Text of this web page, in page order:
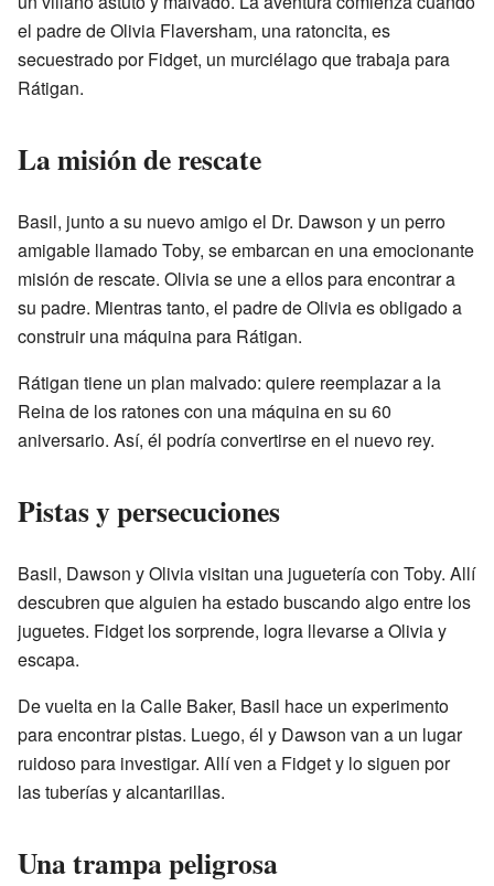
el padre de Olivia Flaversham, una ratoncita, es
secuestrado por Fidget, un murciélago que trabaja para
Rátigan.
La misión de rescate
Basil, junto a su nuevo amigo el Dr. Dawson y un perro
amigable llamado Toby, se embarcan en una emocionante
misión de rescate. Olivia se une a ellos para encontrar a
su padre. Mientras tanto, el padre de Olivia es obligado a
construir una máquina para Rátigan.
Rátigan tiene un plan malvado: quiere reemplazar a la
Reina de los ratones con una máquina en su 60
aniversario. Así, él podría convertirse en el nuevo rey.
Pistas y persecuciones
Basil, Dawson y Olivia visitan una juguetería con Toby. Allí
descubren que alguien ha estado buscando algo entre los
juguetes. Fidget los sorprende, logra llevarse a Olivia y
escapa.
De vuelta en la Calle Baker, Basil hace un experimento
para encontrar pistas. Luego, él y Dawson van a un lugar
ruidoso para investigar. Allí ven a Fidget y lo siguen por
las tuberías y alcantarillas.
Una trampa peligrosa